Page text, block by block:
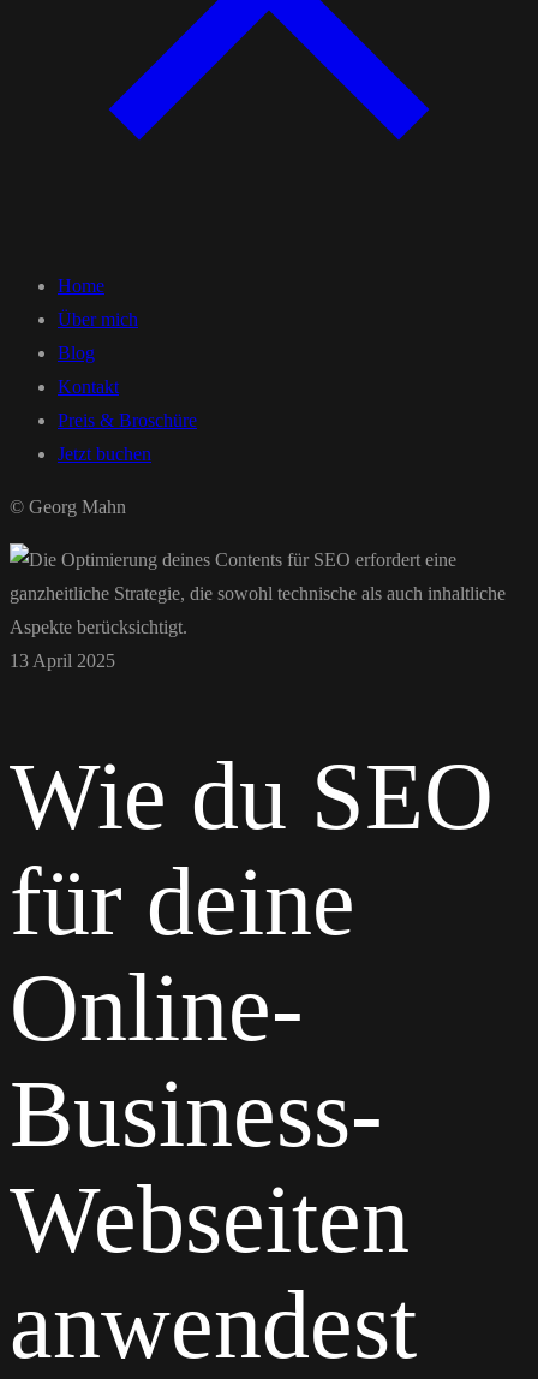
Home
Über mich
Blog
Kontakt
Preis & Broschüre
Jetzt buchen
© Georg Mahn
13 April 2025
Wie du SEO
für deine
Online-
Business-
Webseiten
anwendest